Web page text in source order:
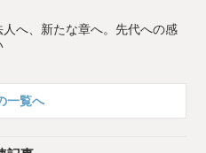
にあ
とう
へ、新たな章へ。先代への感
一覧へ